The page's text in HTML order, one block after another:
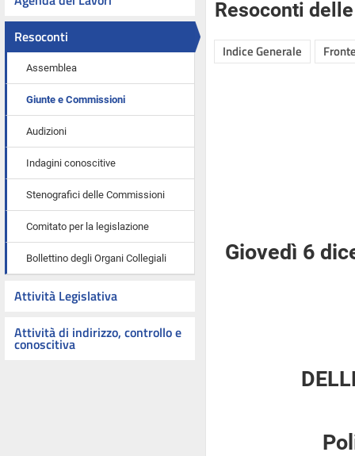
Resoconti
Assemblea
Giunte e Commissioni
Audizioni
Indagini conoscitive
Stenografici delle Commissioni
Comitato per la legislazione
Bollettino degli Organi Collegiali
Attività Legislativa
Attività di indirizzo, controllo e
conoscitiva
Resoconti
Indice Generale
Giovedì 6